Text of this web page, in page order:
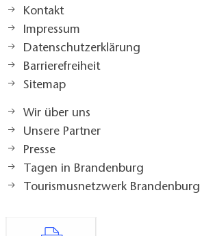
Kontakt
Impressum
Datenschutzerklärung
Barrierefreiheit
Sitemap
Wir über uns
Unsere Partner
Presse
Tagen in Brandenburg
Tourismusnetzwerk Brandenburg